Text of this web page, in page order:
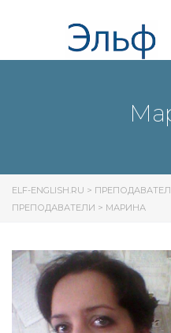
ELF-ENGLISH.RU >
ПРЕПОДАВАТЕЛИ > МАРИНА